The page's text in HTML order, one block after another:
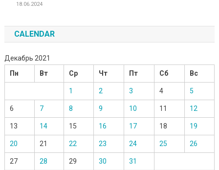
18.06.2024
CALENDAR
Декабрь 2021
Пн
Вт Ср Чт Пт Сб Вс
1 2 3 4 5
6 7 8 9 10 11 12
13 14 15 16 17 18 19
20 21 22 23 24 25 26
27 28 29 30 31